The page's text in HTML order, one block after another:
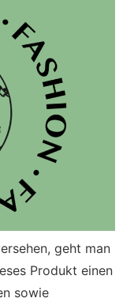
geht man
Produkt einen
sowie